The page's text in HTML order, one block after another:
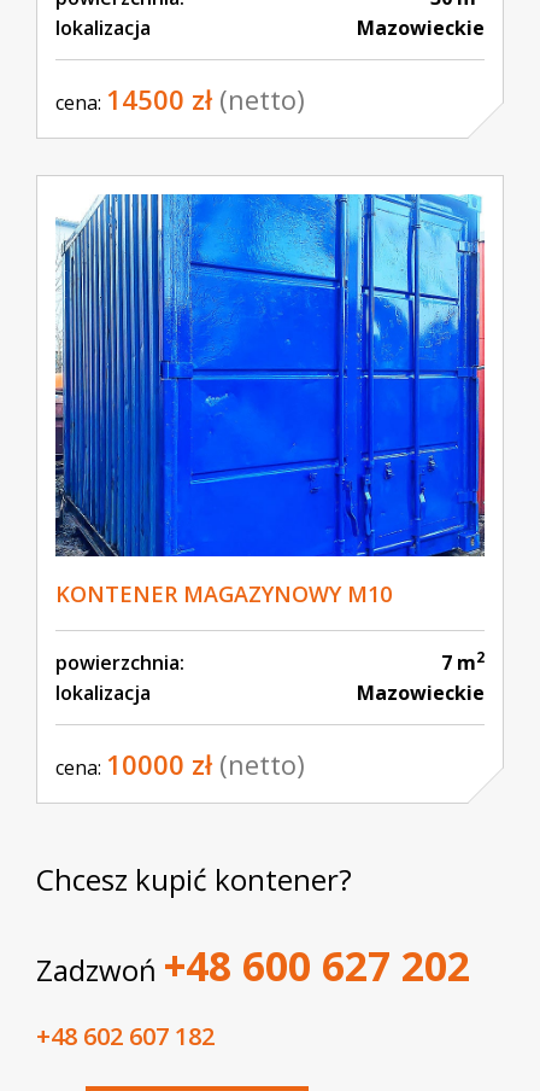
lokalizacja Mazowieckie
cena: 14500 zł (netto)
KONTENER MAGAZYNOWY M10
powierzchnia: 7 m2
lokalizacja Mazowieckie
cena: 10000 zł (netto)
Chcesz kupić kontener?
Zadzwoń +48 600 627 202
+48 602 607 182